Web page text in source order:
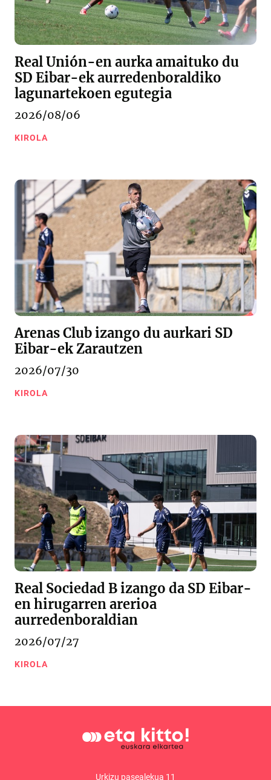
Real Unión-en aurka amaituko du
SD Eibar-ek aurredenboraldiko
lagunartekoen egutegia
2026/08/06
KIROLA
Arenas Club izango du aurkari SD
Eibar-ek Zarautzen
2026/07/30
KIROLA
Real Sociedad B izango da SD Eibar-
en hirugarren arerioa
aurredenboraldian
2026/07/27
KIROLA
Urkizu pasealekua 11